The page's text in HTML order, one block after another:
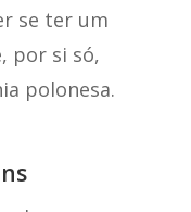
se ter um
por si só,
polonesa.